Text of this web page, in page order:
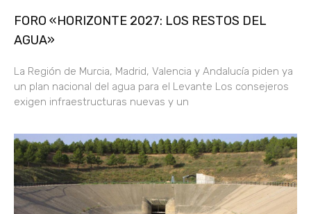
FORO «HORIZONTE 2027: LOS RESTOS DEL
AGUA»
La Región de Murcia, Madrid, Valencia y Andalucía piden ya
un plan nacional del agua para el Levante Los consejeros
exigen infraestructuras nuevas y un